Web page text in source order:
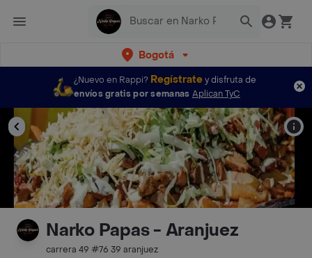
Bogotá
¿Nuevo en Rappi? Regístratey disfruta de
envíos gratis por semanas Aplican TyC
Narko Papas - Aranjuez
carrera 49 #76 39 aranjuez